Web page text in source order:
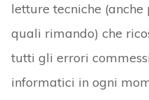
letture tecniche
quali rimando) che
tutti gli errori
informatici in ogni